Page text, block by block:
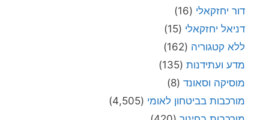
דור יחזקאלי (16)
דניאל יחזקאלי (15)
ללא קטגוריה (162)
מדע ועתידנות (135)
מוסיקה וסאונד (8)
מורכבות בביטחון לאומי (4,505)